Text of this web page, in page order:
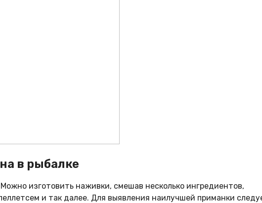
в рыбалке
изготовить наживки, смешав несколько ингредиентов,
и так далее. Для выявления наилучшей приманки